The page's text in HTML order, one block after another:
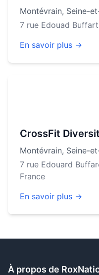
Montévrain, Seine-
7 rue Edouad
En savoir plus →
CrossFit
Montévrain, Seine-
7 rue Edouard
France
En savoir plus →
À propos de